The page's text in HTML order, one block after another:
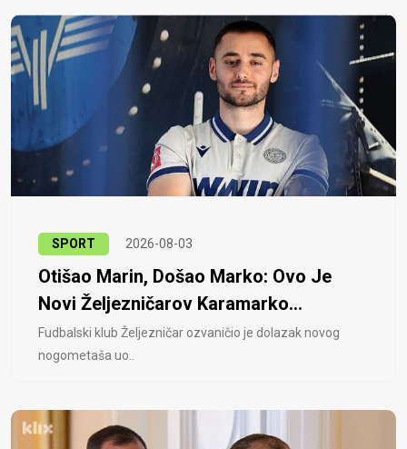
SPORT 2026-08-03
Otišao Marin, Došao Marko: Ovo Je
Novi Željezničarov Karamarko...
Fudbalski klub Željezničar ozvaničio je dolazak novog
nogometaša uo..